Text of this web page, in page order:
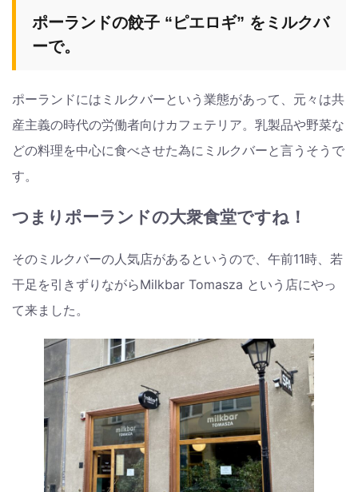
ポーランドの餃子 “ピエロギ” をミルクバ
ーで。
ポーランドにはミルクバーという業態があって、元々は共
産主義の時代の労働者向けカフェテリア。乳製品や野菜な
どの料理を中心に食べさせた為にミルクバーと言うそうで
す。
つまりポーランドの大衆食堂ですね！
そのミルクバーの人気店があるというので、午前11時、若
干足を引きずりながらMilkbar Tomasza という店にやっ
て来ました。